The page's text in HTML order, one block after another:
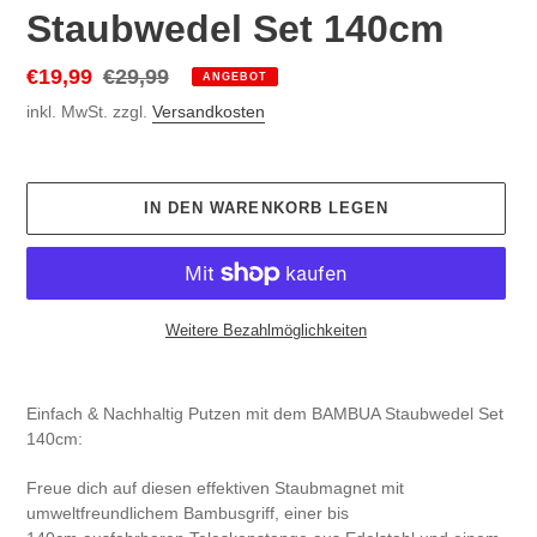
V
O
R
G
E
E
L
E
D
U
T
Staubwedel Set 140cm
Sonderpreis
€19,99 Normaler
Preis
€29,99 ANGEBOT
inkl. MwSt. zzgl. Versandkosten
IN DEN WARENKORB LEGEN
Weitere Bezahlmöglichkeiten
hinzugefügt
Einfach & Nachhaltig Putzen mit dem BAMBUA Staubwedel Set
140cm:
Freue dich auf diesen effektiven Staubmagnet mit
umweltfreundlichem Bambusgriff, einer bis